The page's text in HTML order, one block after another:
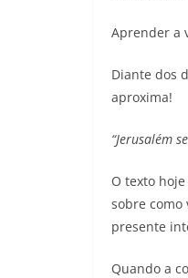
Aprender a
Diante dos
aproxima!
“Jerusalém
O texto
sobre como
presente
Quando a